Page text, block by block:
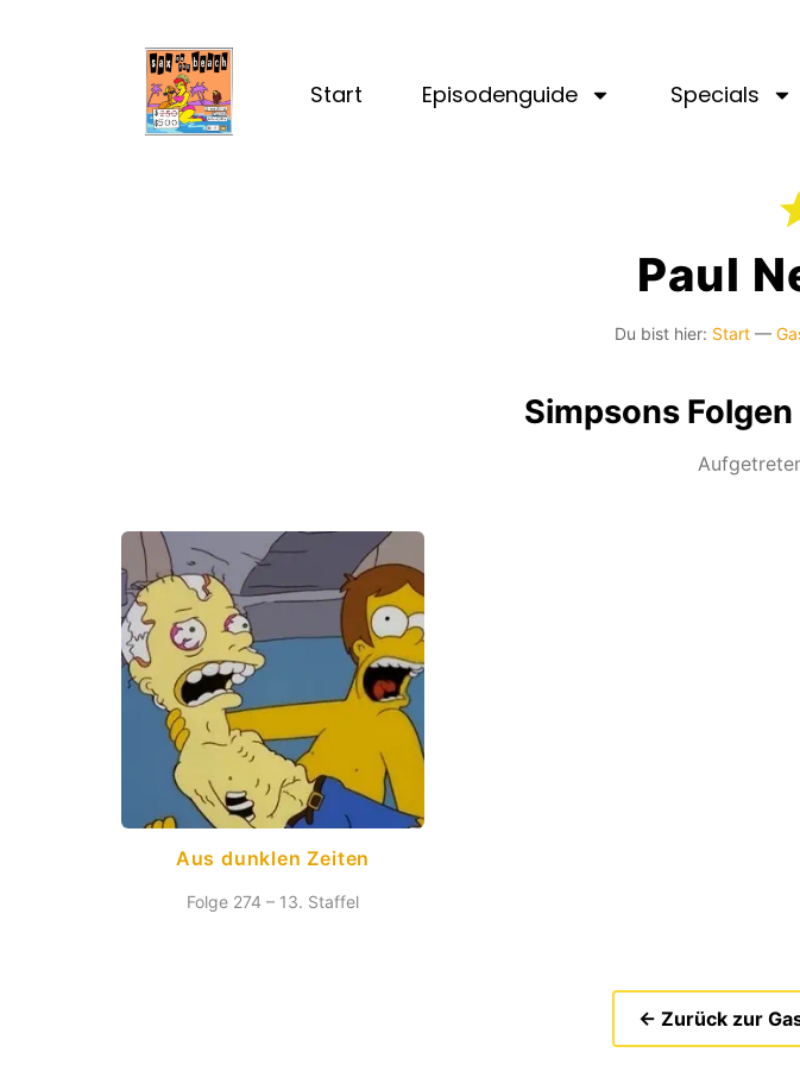
Start Episodenguide Specials
Paul
Du bist hier: Start —
Simpsons
Aus dunklen Zeiten
Folge 274 – 13. Staffel
← Zurück zur